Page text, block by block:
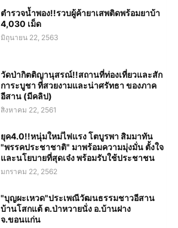
ตำรวจน้ำพอง!!รวบผู้ค้ายาเสพติดพร้อมยาบ้า
4,030 เม็ด
มิถุนายน 22, 2563
วัดป่ากิตติญานุสรณ์!!สถานที่ท่องเที่ยวและสัก
การะบูชา ที่สวยงามและน่าศรัทธา ของภาค
อีสาน (มีคลิป)
สิงหาคม 22, 2561
ยุค4.0!!หนุ่มใหม่ไฟแรง โตบูรพา สิมมาทัน
"พรรคประชาชาติ" มาพร้อมความมุ่งมั่น ตั้งใจ
และนโยบายที่สุดเจ๋ง พร้อมรับใช้ประชาชน
มกราคม 22, 2562
"บุญผะเหวด"ประเพณีวัฒนธรรมชาวอีสาน
บ้านโสกแต้ ต.ป่าหวายนั่ง อ.บ้านฝาง
จ.ขอนแก่น